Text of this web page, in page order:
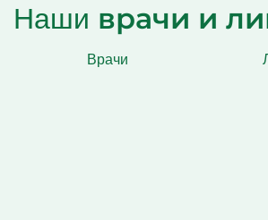
Наши врачи и
Врачи